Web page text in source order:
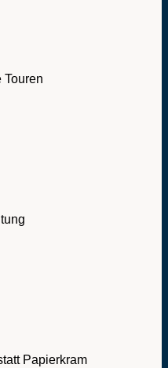
Touren
Papierkram